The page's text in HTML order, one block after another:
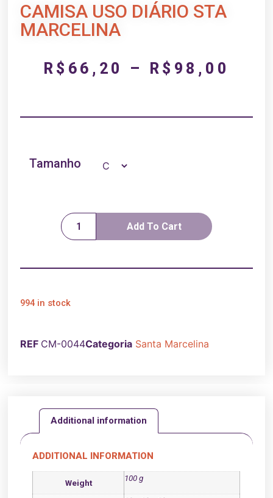
CAMISA USO DIÁRIO STA
MARCELINA
R$ 66,20 – R$ 98,00
Tamanho
Add To Cart
994 in stock
REF CM-0044Categoria Santa Marcelina
Additional information
ADDITIONAL INFORMATION
Weight 100 g